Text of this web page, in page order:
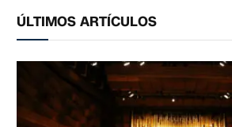
ÚLTIMOS ARTÍCULOS